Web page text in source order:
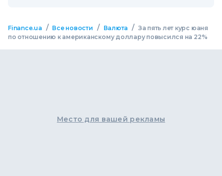
Finance.ua / Все новости / Валюта / За пять лет курс юаня
по отношению к американскому доллару повысился на 22%
Место для вашей рекламы